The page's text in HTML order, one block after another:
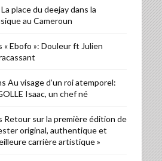
La place du deejay dans la
au Cameroun
« Ebofo »: Douleur ft Julien
Au visage d’un roi atemporel:
Isaac, un chef né
Retour sur la première édition de
original, authentique et
carrière artistique »